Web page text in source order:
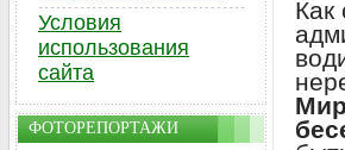
Как
Условия
использования
сайта
ФОТОРЕПОРТАЖИ